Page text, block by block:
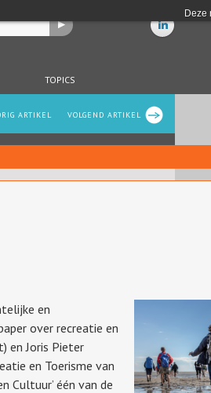
Deze
TOPICS
VOLGEND ARTIKEL
ARTIKEL
en
over recreatie en
en Joris Pieter
en Toerisme van
Cultuur’ één van de